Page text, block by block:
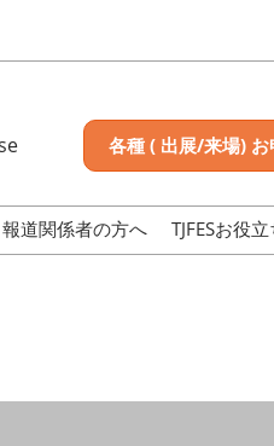
各種 ( 出展/来場) お
報道関係者の方へ TJFESお役